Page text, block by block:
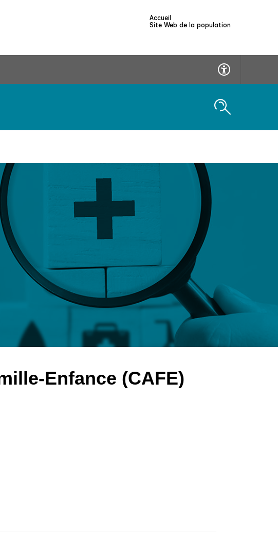
Accueil
Site Web de la population
Enfance (CAFE)